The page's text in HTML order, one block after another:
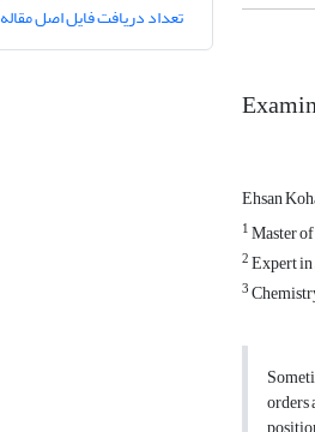
Ehsan
1Master
2Expert
3
orders
تعداد دریافت فایل اصل مقاله